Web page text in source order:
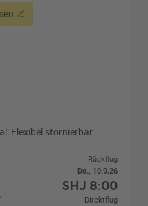
Flexibel stornierbar
Rückflug
Do., 10.9.26
SHJ 8:00
Direktflug